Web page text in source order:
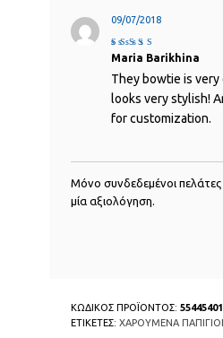
Βαθμολογήθηκε
με 5από
5
Maria Barikhina
09/07/2018
They bowtie is
looks very stylish!
for customization.
Μόνο συνδεδεμένοι
μία αξιολόγηση.
ΚΩΔΙΚΟΣ ΠΡΟΪΟΝΤΟΣ:
ΕΤΙΚΕΤΕΣ: ΧΑΡΟΥΜΕΝΑ